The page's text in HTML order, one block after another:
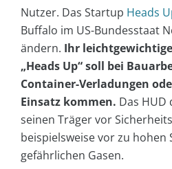
Nutzer. Das Startup Heads
Buffalo im US-Bundesstaat
ändern. Ihr
„Heads Up“ soll bei
Container-Verladungen
Einsatz kommen. Das HUD
seinen Träger vor
beispielsweise vor zu hohen
gefährlichen Gasen.